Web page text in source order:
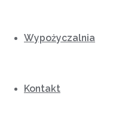
Wypożyczalnia
Kontakt